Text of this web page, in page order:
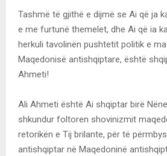
Tashmë të gjithë e dijmë se Ai që ja
e me furtunë themelet, dhe Ai që ia
herkuli tavolinën pushtetit politik e
Maqedonisë antishqiptare, është
Ahmeti!
Ali Ahmeti është Ai shqiptar birë
shkundur foltoren shovinizmit
retorikën e Tij brilante, për të
antishqiptar në Maqedoninë